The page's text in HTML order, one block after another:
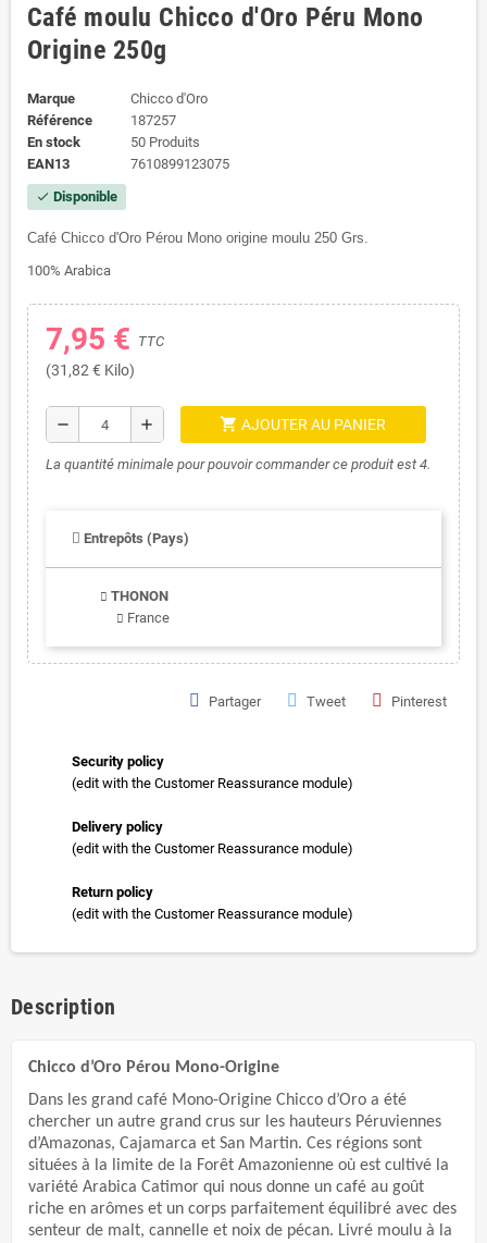
Café moulu Chicco d'Oro Péru Mono
Origine 250g
Marque
Chicco d'Oro
Référence
187257
En stock
50 Produits
EAN13
7610899123075
check Disponible
Café Chicco d'Oro Pérou Mono origine moulu 250 Grs.
100% Arabica
7,95 € TTC
(31,82 € Kilo)
remove add shopping_cart AJOUTER AU PANIER
La quantité minimale pour pouvoir commander ce produit est 4.
Entrepôts (Pays)
THONON
France
Partager Tweet Pinterest
Security policy
(edit with the Customer Reassurance module)
Delivery policy
(edit with the Customer Reassurance module)
Return policy
(edit with the Customer Reassurance module)
Description
Chicco d’Oro Pérou Mono-Origine
Dans les grand café Mono-Origine Chicco d’Oro a été
chercher un autre grand crus sur les hauteurs Péruviennes
d’Amazonas, Cajamarca et San Martin. Ces régions sont
situées à la limite de la Forêt Amazonienne où est cultivé la
variété Arabica Catimor qui nous donne un café au goût
riche en arômes et un corps parfaitement équilibré avec des
senteur de malt, cannelle et noix de pécan. Livré moulu à la